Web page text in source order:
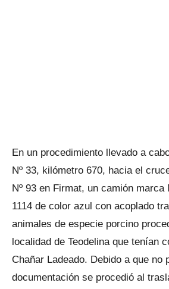
En un procedimiento llevado a
Nº 33, kilómetro 670, hacia el
Nº 93 en Firmat, un camión marca
1114 de color azul con acoplado
animales de especie porcino
localidad de Teodelina que tenían
Chañar Ladeado. Debido a que no
documentación se procedió al